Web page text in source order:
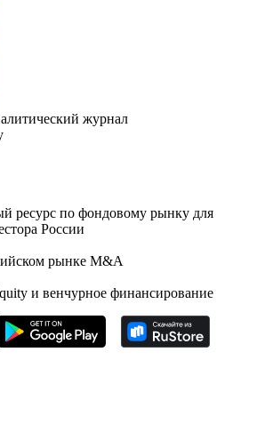
журнал
ресурс по фондовому рынку для
России
рынке M&A
и венчурное финансирование